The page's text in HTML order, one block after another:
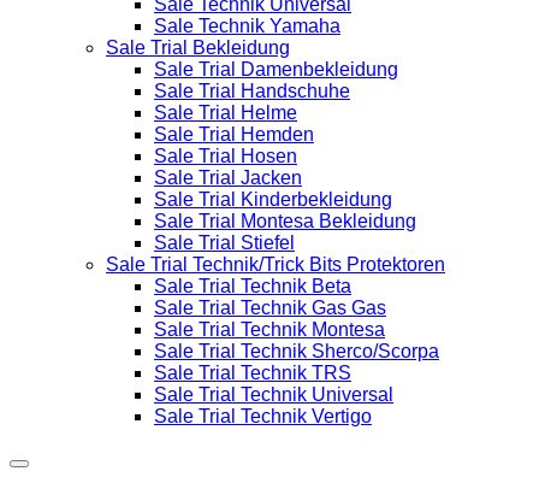
Sale Technik Universal
Sale Technik Yamaha
Sale Trial Bekleidung
Sale Trial Damenbekleidung
Sale Trial Handschuhe
Sale Trial Helme
Sale Trial Hemden
Sale Trial Hosen
Sale Trial Jacken
Sale Trial Kinderbekleidung
Sale Trial Montesa Bekleidung
Sale Trial Stiefel
Sale Trial Technik/Trick Bits Protektoren
Sale Trial Technik Beta
Sale Trial Technik Gas Gas
Sale Trial Technik Montesa
Sale Trial Technik Sherco/Scorpa
Sale Trial Technik TRS
Sale Trial Technik Universal
Sale Trial Technik Vertigo